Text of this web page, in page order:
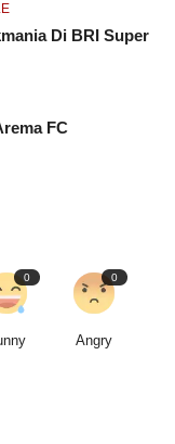
Di BRI Super
FC
0 0
Angry